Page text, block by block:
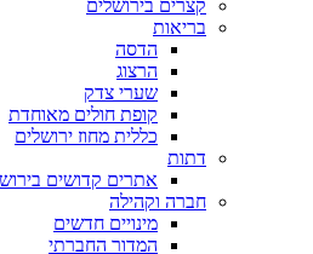
קצרים בירושלים
בריאות
הדסה
הרצוג
שערי צדק
קופת חולים מאוחדת
כללית מחוז ירושלים
דתות
אתרים קדושים
חברה וקהילה
מינויים חדשים
המדור החברתי